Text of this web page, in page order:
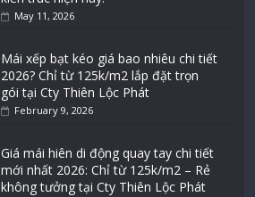
May 11, 2026
Mái xếp bạt kéo giá bao nhiêu chi tiết
2026? Chỉ từ 125k/m2 lắp đặt trọn
gói tại Cty Thiên Lộc Phát
February 9, 2026
Giá mái hiên di động quay tay chi tiết
mới nhất 2026: Chỉ từ 125k/m2 – Rẻ
không tưởng tại Cty Thiên Lộc Phát